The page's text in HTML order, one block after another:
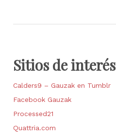
Sitios de interés
Calders9 – Gauzak en Tumblr
Facebook Gauzak
Processed21
Quattria.com